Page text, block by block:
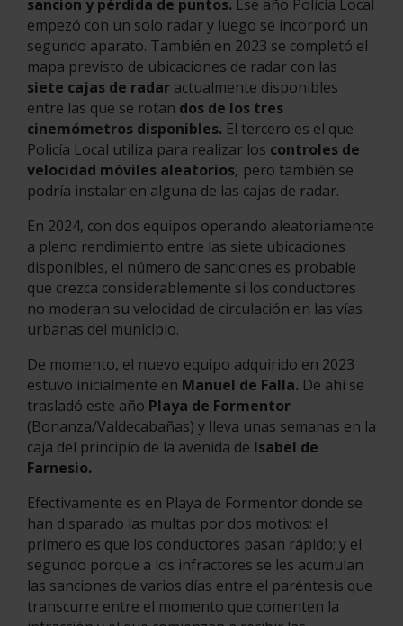
sancion y pérdida de puntos. Ese año Policía Local
empezó con un solo radar y luego se incorporó un
segundo aparato. También en 2023 se completó el
mapa previsto de ubicaciones de radar con las
siete cajas de radar actualmente disponibles
entre las que se rotan dos de los tres
cinemómetros disponibles. El tercero es el que
Policía Local utiliza para realizar los controles de
velocidad móviles aleatorios, pero también se
podría instalar en alguna de las cajas de radar.
En 2024, con dos equipos operando aleatoriamente
a pleno rendimiento entre las siete ubicaciones
disponibles, el número de sanciones es probable
que crezca considerablemente si los conductores
no moderan su velocidad de circulación en las vías
urbanas del municipio.
De momento, el nuevo equipo adquirido en 2023
estuvo inicialmente en Manuel de Falla. De ahí se
trasladó este año Playa de Formentor
(Bonanza/Valdecabañas) y lleva unas semanas en la
caja del principio de la avenida de Isabel de
Farnesio.
Efectivamente es en Playa de Formentor donde se
han disparado las multas por dos motivos: el
primero es que los conductores pasan rápido; y el
segundo porque a los infractores se les acumulan
las sanciones de varios días entre el paréntesis que
transcurre entre el momento que comenten la